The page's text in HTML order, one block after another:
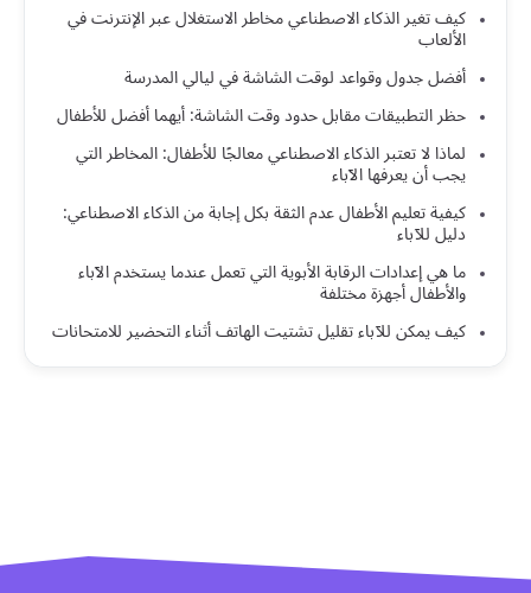
كيف تغير الذكاء الاصطناعي مخاطر الاستغلال عبر الإنترنت في
الألعاب
أفضل جدول وقواعد لوقت الشاشة في ليالي المدرسة
حظر التطبيقات مقابل حدود وقت الشاشة: أيهما أفضل للأطفال
لماذا لا تعتبر الذكاء الاصطناعي معالجًا للأطفال: المخاطر التي
يجب أن يعرفها الآباء
كيفية تعليم الأطفال عدم الثقة بكل إجابة من الذكاء الاصطناعي:
دليل للآباء
ما هي إعدادات الرقابة الأبوية التي تعمل عندما يستخدم الآباء
والأطفال أجهزة مختلفة
كيف يمكن للآباء تقليل تشتيت الهاتف أثناء التحضير للامتحانات